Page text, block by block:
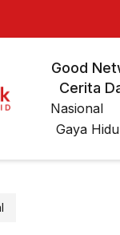
Good
Cerita
Nasional
Gaya